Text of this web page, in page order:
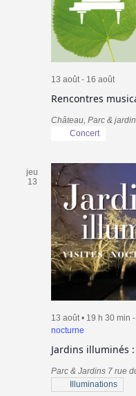
Rencontres
13 août- 16 août
Château, Parc &
Concert
jeu
13
Jardins illuminés
13 août • 19 h 30 min -
nocturne
Parc & Jardins 7 rue
Illuminations